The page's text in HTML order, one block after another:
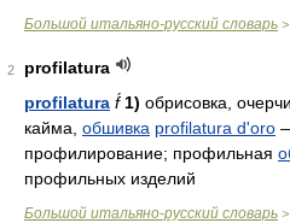
Большой итальяно-русский словарь >
2
profilatura
profilatura f́ 1) обрисовка,
кайма, обшивка profilatura d'oro
профилирование; профильная
профильных изделий
Большой итальяно-русский словарь >